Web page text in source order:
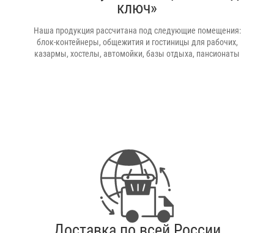
ключ»
Наша продукция рассчитана под следующие помещения:
блок-контейнеры, общежития и гостиницы для рабочих,
казармы, хостелы, автомойки, базы отдыха, пансионаты